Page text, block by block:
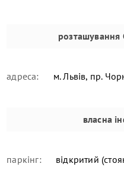
розташування
адреса: м. Львів, пр.
власна
паркінг: відкритий